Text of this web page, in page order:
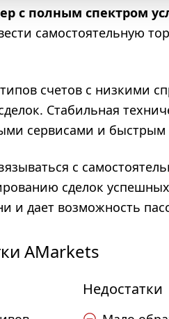
с полным спектром
самостоятельную
счетов с низкими
Стабильная
сервисами и быстрым
с
сделок
и дает возможность
AMarkets
Недостатки